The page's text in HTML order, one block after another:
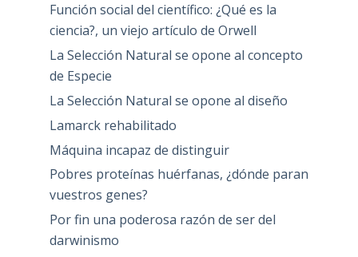
Función social del científico: ¿Qué es la
ciencia?, un viejo artículo de Orwell
La Selección Natural se opone al concepto
de Especie
La Selección Natural se opone al diseño
Lamarck rehabilitado
Máquina incapaz de distinguir
Pobres proteínas huérfanas, ¿dónde paran
vuestros genes?
Por fin una poderosa razón de ser del
darwinismo